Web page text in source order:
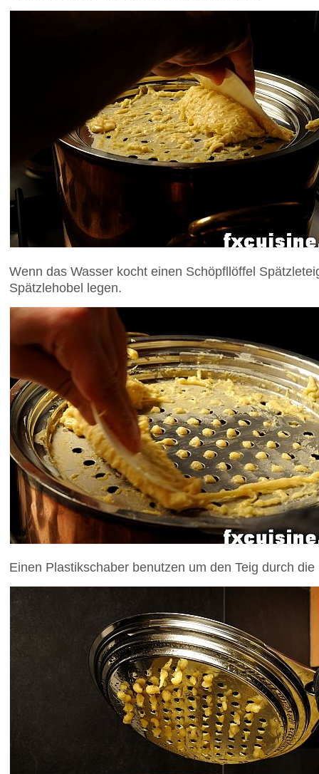
Wenn das Wasser kocht einen Schöpfllöffel
Spätzlehobel legen.
Einen Plastikschaber benutzen um den Teig durch